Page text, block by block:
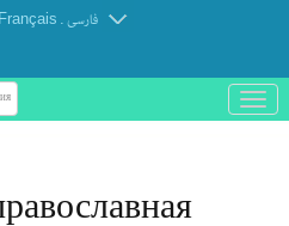
Français . فارسی
باز
و